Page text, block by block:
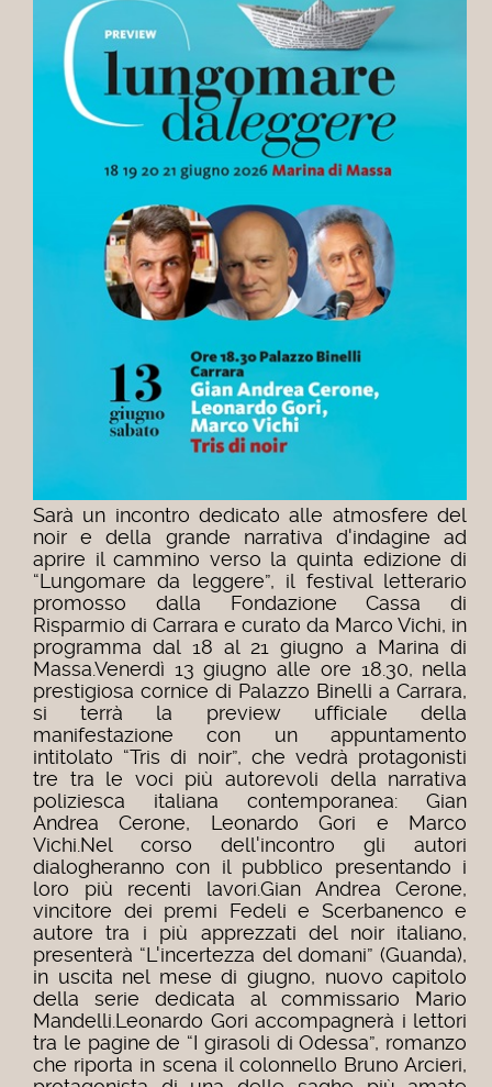
Sarà un incontro dedicato alle atmosfere del
noir e della grande narrativa d'indagine ad
aprire il cammino verso la quinta edizione di
“Lungomare da leggere”, il festival letterario
promosso dalla Fondazione Cassa di
Risparmio di Carrara e curato da Marco Vichi, in
programma dal 18 al 21 giugno a Marina di
Massa.Venerdì 13 giugno alle ore 18.30, nella
prestigiosa cornice di Palazzo Binelli a Carrara,
si terrà la preview ufficiale della
manifestazione con un appuntamento
intitolato “Tris di noir”, che vedrà protagonisti
tre tra le voci più autorevoli della narrativa
poliziesca italiana contemporanea: Gian
Andrea Cerone, Leonardo Gori e Marco
Vichi. Nel corso dell'incontro gli autori
dialogheranno con il pubblico presentando i
loro più recenti lavori.Gian Andrea Cerone,
vincitore dei premi Fedeli e Scerbanenco e
autore tra i più apprezzati del noir italiano,
presenterà “L'incertezza del domani” (Guanda),
in uscita nel mese di giugno, nuovo capitolo
della serie dedicata al commissario Mario
Mandelli. Leonardo Gori accompagnerà i lettori
tra le pagine de “I girasoli di Odessa”, romanzo
che riporta in scena il colonnello Bruno Arcieri,